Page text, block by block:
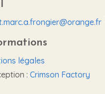
légales
: Crimson Factory